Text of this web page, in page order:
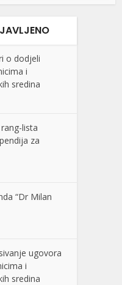
o dodjeli
i
sredina
lista
za
“Dr Milan
ugovora
i
sredina